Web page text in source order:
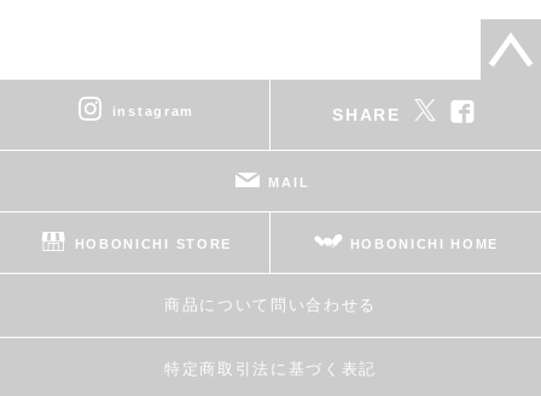
instagram SHARE
MAIL
HOBONICHI STORE HOBONICHI HOME
商品について問い合わせる
特定商取引法に基づく表記